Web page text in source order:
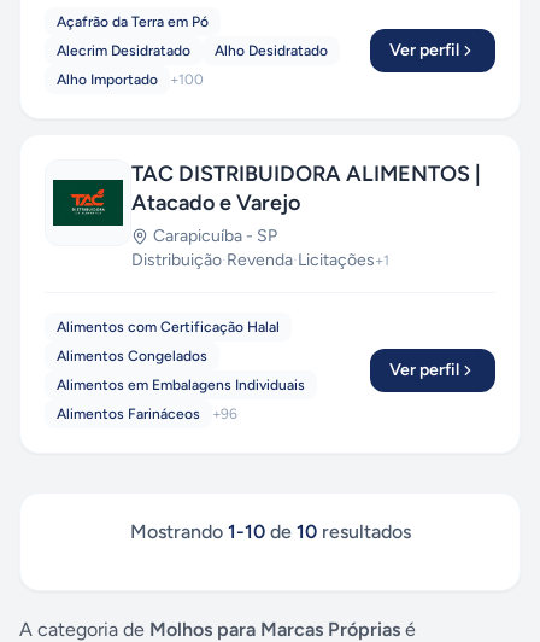
Açafrão da Terra em Pó
Alecrim Desidratado
Alho Desidratado
Alho Importado
+100
Ver perfil
TAC DISTRIBUIDORA ALIMENTOS |
Atacado e Varejo
Carapicuíba - SP
Distribuição·Revenda·Licitações+1
Alimentos com Certificação Halal
Alimentos Congelados
Alimentos em Embalagens Individuais
Alimentos Farináceos
+96
Ver perfil
Mostrando 1-10de 10resultados
A categoria de Molhos para Marcas Próprias é